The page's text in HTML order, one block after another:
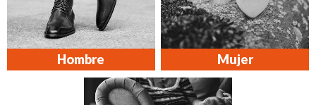
Hombre Mujer